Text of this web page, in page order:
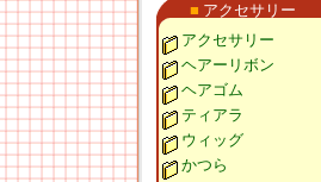
■ アクセサリー
アクセサリー
ヘアーリボン
ヘアゴム
ティアラ
ウィッグ
かつら